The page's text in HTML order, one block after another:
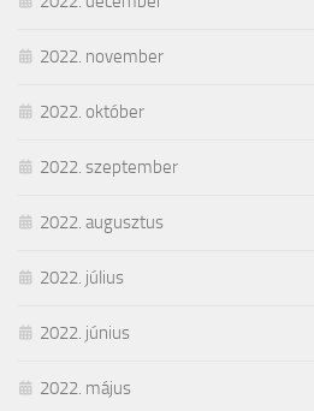
2022. november
2022. október
2022. szeptember
2022. augusztus
2022. július
2022. június
2022. május